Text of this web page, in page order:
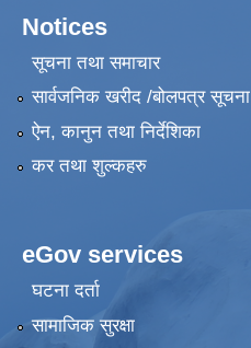
Notices
सूचना तथा समाचार
सार्वजनिक खरीद /बोलपत्र सूचना
ऐन, कानुन तथा निर्देशिका
कर तथा शुल्कहरु
eGov services
घटना दर्ता
सामाजिक सुरक्षा